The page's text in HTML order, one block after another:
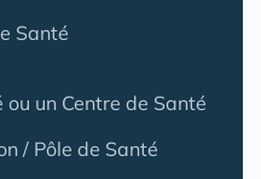
Santé
ou un Centre de Santé
/ Pôle de Santé